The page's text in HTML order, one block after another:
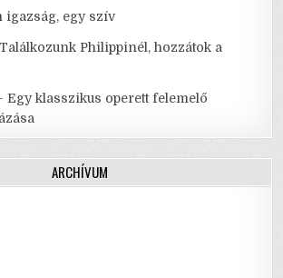
igazság, egy szív
Philippinél, hozzátok a
Egy klasszikus operett felemelő
ARCHÍVUM